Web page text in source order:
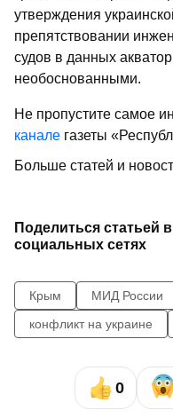
утверждения
препятствовании
судов в данных
необоснованными.
Не пропустите самое
канале газеты
Больше статей и
Поделиться статьей в
социальных сетях
Крым МИД России
конфликт на украине
0